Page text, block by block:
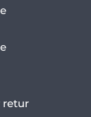
retur